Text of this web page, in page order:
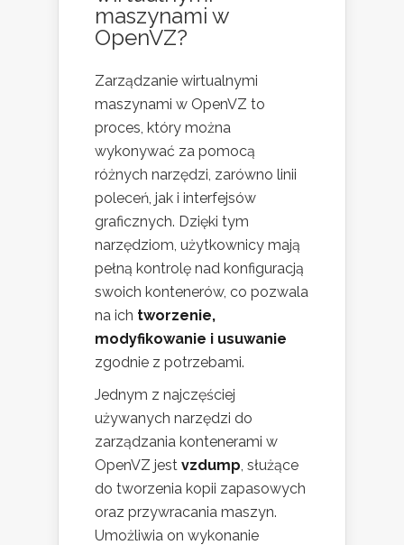
maszynami w
OpenVZ?
Zarządzanie wirtualnymi
maszynami w OpenVZ to
proces, który można
wykonywać za pomocą
różnych narzędzi, zarówno linii
poleceń, jak i interfejsów
graficznych. Dzięki tym
narzędziom, użytkownicy mają
pełną kontrolę nad konfiguracją
swoich kontenerów, co pozwala
na ich tworzenie,
modyfikowanie i usuwanie
zgodnie z potrzebami.
Jednym z najczęściej
używanych narzędzi do
zarządzania kontenerami w
OpenVZ jest vzdump , służące
do tworzenia kopii zapasowych
oraz przywracania maszyn.
Umożliwia on wykonanie